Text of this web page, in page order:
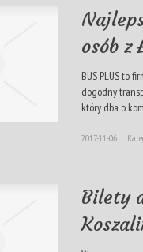
osób z
BUS PLUS to
dogodny
który dba o
2017-11-06 |
Bilety